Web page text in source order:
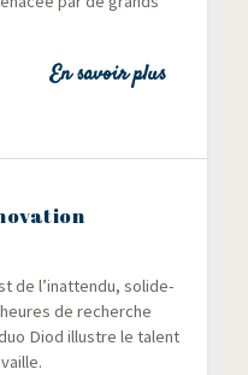
En savoir plus
de l’inattendu, soli­de­
de recherche
Diod illustre le talent